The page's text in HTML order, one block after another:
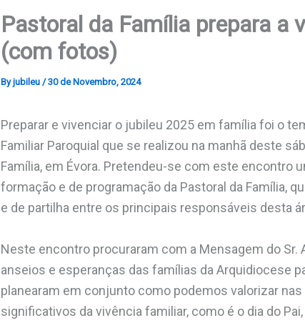
Pastoral da Família prepara a
(com fotos)
Byjubileu /30 de Novembro, 2024
Preparar e vivenciar o jubileu 2025 em família foi o
Familiar Paroquial que se realizou na manhã deste
Família, em Évora. Pretendeu-se com este encontro
formação e de programação da Pastoral da Família,
e de partilha entre os principais responsáveis desta
Neste encontro procuraram com a Mensagem do Sr.
anseios e esperanças das famílias da Arquidiocese
planearam em conjunto como podemos valorizar
significativos da vivência familiar, como é o dia do